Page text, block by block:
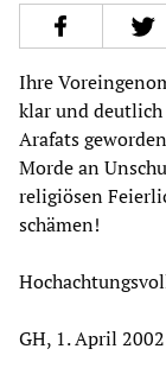
Ihre
klar und deutlich
Arafats
Morde an
religiösen
schämen!
GH, 1. April 2002